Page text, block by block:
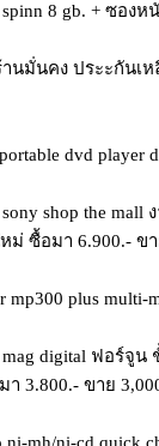
spinn 8 gb. + ซอง
นมั่นคง ประะกันเ
dvd
shop the
ม่ ซื้อมา 6.900.- ข
mp300 plus multi-
digital ฟอร์จู
า 3.800.- ขาย